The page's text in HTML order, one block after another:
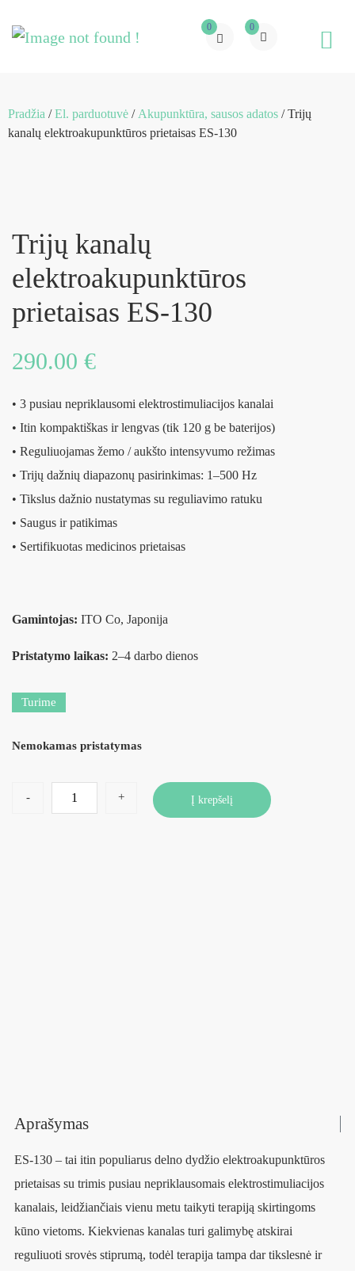
0 0
Pradžia /El. parduotuvė /Akupunktūra, sausos adatos / Trijų
kanalų elektroakupunktūros prietaisas ES-130
Trijų kanalų
elektroakupunktūros
prietaisas ES-130
290.00 €
• 3 pusiau nepriklausomi elektrostimuliacijos kanalai
• Itin kompaktiškas ir lengvas (tik 120 g be baterijos)
• Reguliuojamas žemo / aukšto intensyvumo režimas
• Trijų dažnių diapazonų pasirinkimas: 1–500 Hz
• Tikslus dažnio nustatymas su reguliavimo ratuku
• Saugus ir patikimas
• Sertifikuotas medicinos prietaisas
Gamintojas: ITO Co, Japonija
Pristatymo laikas: 2–4 darbo dienos
Turime
Nemokamas pristatymas
- + Į krepšelį
Aprašymas
ES-130 – tai itin populiarus delno dydžio elektroakupunktūros
prietaisas su trimis pusiau nepriklausomais elektrostimuliacijos
kanalais, leidžiančiais vienu metu taikyti terapiją skirtingoms
kūno vietoms. Kiekvienas kanalas turi galimybę atskirai
reguliuoti srovės stiprumą, todėl terapija tampa dar tikslesnė ir